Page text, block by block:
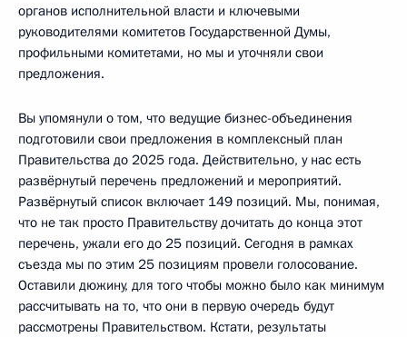
органов исполнительной власти и ключевыми
руководителями комитетов Государственной Думы,
профильными комитетами, но мы и уточняли свои
предложения.
Вы упомянули о том, что ведущие бизнес-объединения
подготовили свои предложения в комплексный план
Правительства до 2025 года. Действительно, у нас есть
развёрнутый перечень предложений и мероприятий.
Развёрнутый список включает 149 позиций. Мы, понимая,
что не так просто Правительству дочитать до конца этот
перечень, ужали его до 25 позиций. Сегодня в рамках
съезда мы по этим 25 позициям провели голосование.
Оставили дюжину, для того чтобы можно было как минимум
рассчитывать на то, что они в первую очередь будут
рассмотрены Правительством. Кстати, результаты